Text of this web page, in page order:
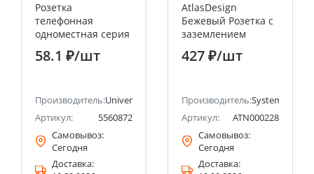
(ранее Schneider Electric)
Розетка
телефонная
одноместная серия
"Олимп",о/у, 1А,
RJ12, сосна
58.1 ₽/шт
Производитель:Universal
Артикул:
5560872
Самовывоз:
Сегодня
Доставка:
AtlasDesign
Бежевый Розетка с
заземлением
двойная, со
шторками с
Systeme Electric
(Schneider Electric)
427 ₽/шт
Производитель:Systeme
Артикул:
ATN000228
Самовывоз:
Сегодня
Доставка: